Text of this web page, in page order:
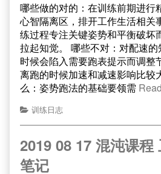
哪些做的对的：在训练前期进行
心智隔离区，排开工作生活相关
练过程专注关键姿势和平衡破坏
拉起知觉。 哪些不对：对配速
时候会陷入需要跑表提示而调整
离跑的时候加速和减速影响比较
么：姿势跑法的基础要领需
训练日志
2019 08 17 混沌课程
笔记